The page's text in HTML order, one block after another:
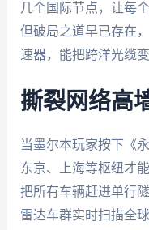
几个国际节点，让每
但破局之道早已存在
速器，能把跨洋光缆
撕裂网络高
当墨尔本玩家按下《
东京、上海等枢纽才
把所有车辆赶进单行
雷达车群实时扫描全